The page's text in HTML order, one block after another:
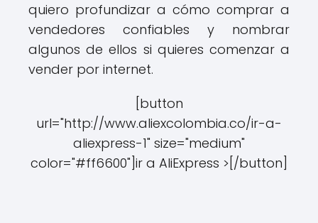
quiero profundizar a cómo comprar a
vendedores confiables y nombrar
algunos de ellos si quieres comenzar a
vender por internet.
[button
url="http://www.aliexcolombia.co/ir-a-
aliexpress-1" size="medium"
color="#ff6600"]ir a AliExpress >[/button]